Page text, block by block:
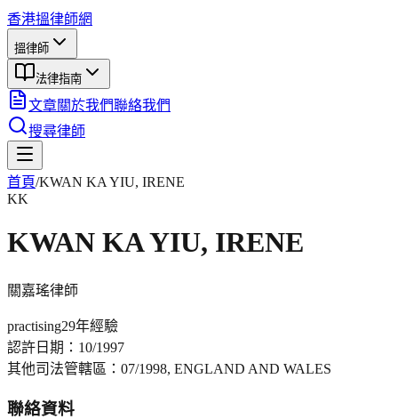
香港搵律師網
搵律師
法律指南
文章關於我們聯絡我們
搜尋律師
首頁/KWAN KA YIU, IRENE
KK
KWAN KA YIU, IRENE
關嘉瑤律師
practising29年經驗
認許日期： 10/1997
其他司法管轄區： 07/1998, ENGLAND AND WALES
聯絡資料